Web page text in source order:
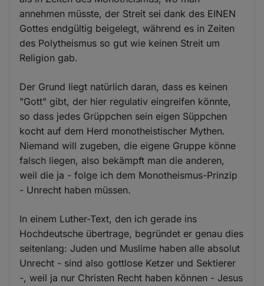
annehmen müsste, der Streit sei dank des EINEN
Gottes endgültig beigelegt, während es in Zeiten
des Polytheismus so gut wie keinen Streit um
Religion gab.
Der Grund liegt natürlich daran, dass es keinen
"Gott" gibt, der hier regulativ eingreifen könnte,
so dass jedes Grüppchen sein eigen Süppchen
kocht auf dem Herd monotheistischer Mythen.
Niemand will zugeben, die eigene Gruppe könne
falsch liegen, also bekämpft man die anderen,
weil die ja - folge ich dem Monotheismus-Prinzip
- Unrecht haben müssen.
In einem Luther-Text, den ich gerade ins
Hochdeutsche übertrage, begründet er genau dies
seitenlang: Juden und Muslime haben alle absolut
Unrecht - sind also gottlose Ketzer und Sektierer
-, weil ja nur Christen Recht haben können - Jesus